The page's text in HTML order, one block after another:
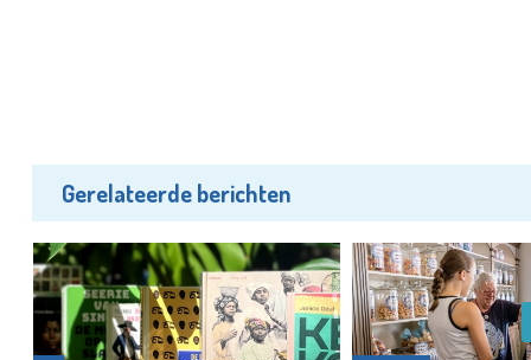
Gerelateerde berichten